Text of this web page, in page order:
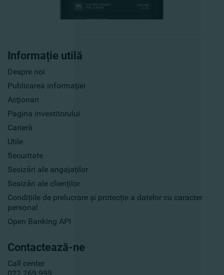
Informație utilă
Despre noi
Publicarea informaţiei
Acţionari
Pagina investitorului
Carieră
Utile
Securitate
Sesizări ale angajaților
Sesizări ale clienților
Condițiile de prelucrare și protecție a datelor cu caracter
personal
Open Banking API
Contactează-ne
Call center